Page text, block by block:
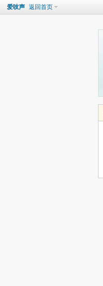
爱吱声 返回首页